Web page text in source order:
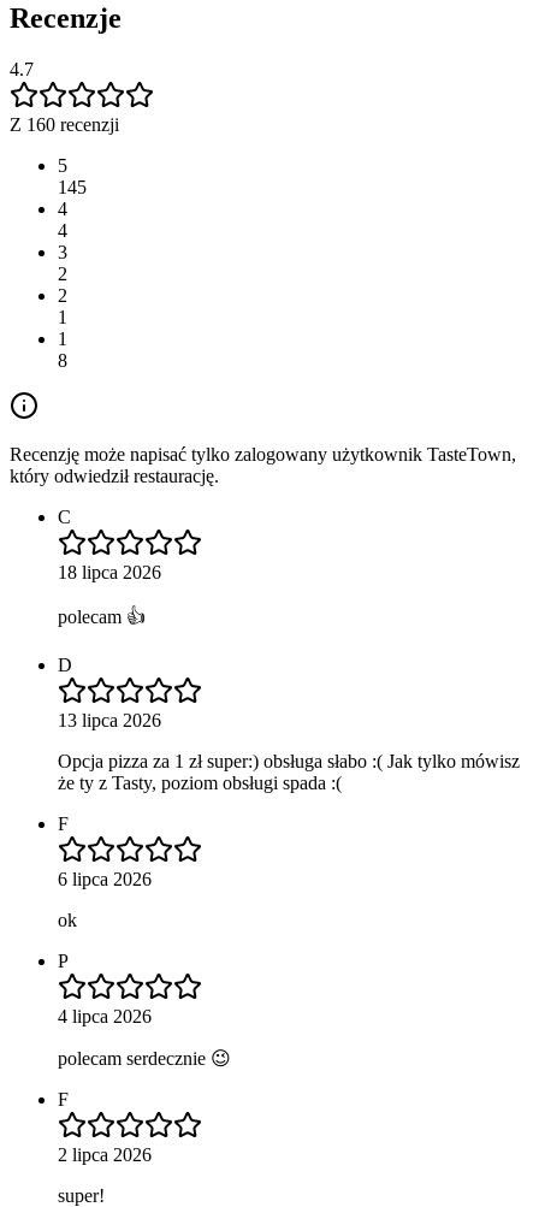
Recenzje
4.7
Z 160 recenzji
5
145
4
4
3
2
2
1
1
8
Recenzję może napisać tylko zalogowany użytkownik TasteTown,
który odwiedził restaurację.
C
18 lipca 2026
polecam 👍
D
13 lipca 2026
Opcja pizza za 1 zł super:) obsługa słabo :( Jak tylko mówisz
że ty z Tasty, poziom obsługi spada :(
F
6 lipca 2026
ok
P
4 lipca 2026
polecam serdecznie 😉
F
2 lipca 2026
super!